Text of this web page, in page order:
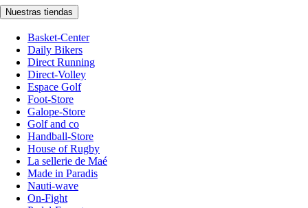
Nuestras tiendas
Basket-Center
Daily Bikers
Direct Running
Direct-Volley
Espace Golf
Foot-Store
Galope-Store
Golf and co
Handball-Store
House of Rugby
La sellerie de Maé
Made in Paradis
Nauti-wave
On-Fight